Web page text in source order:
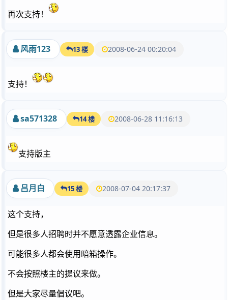
再次支持！
风雨123 13 楼 2008-06-24 00:20:04
支持！
sa571328 14 楼 2008-06-28 11:16:13
支持版主
吕月白 15 楼 2008-07-04 20:17:37
这个支持，
但是很多人招聘时并不愿意透露企业信息。
可能很多人都会使用暗箱操作。
不会按照楼主的提议来做。
但是大家尽量倡议吧。